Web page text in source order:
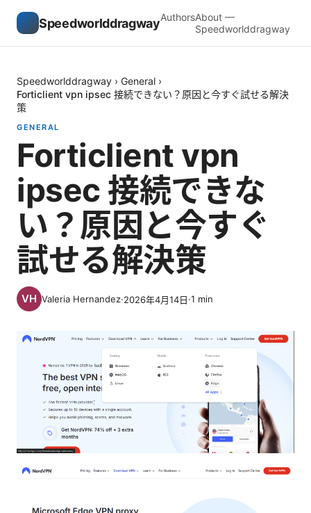
SpeedworlddragwayAuthorsAbout —
Speedworlddragway
Speedworlddragway › General ›
Forticlient vpn ipsec 接続できない？原因と今すぐ試せる解決
策
GENERAL
Forticlient vpn
ipsec 接続できな
い？原因と今すぐ
試せる解決策
Valeria Hernandez·2026年4月14日·1 min